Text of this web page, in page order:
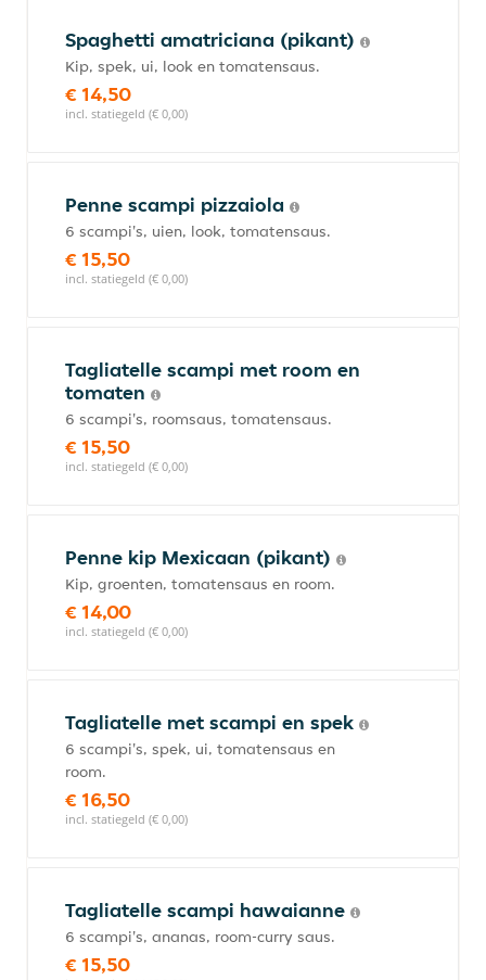
Spaghetti amatriciana (pikant)
Kip, spek, ui, look en tomatensaus.
€ 14,50
incl. statiegeld (€ 0,00)
Penne scampi pizzaiola
6 scampi's, uien, look, tomatensaus.
€ 15,50
incl. statiegeld (€ 0,00)
Tagliatelle scampi met room en
tomaten
6 scampi's, roomsaus, tomatensaus.
€ 15,50
incl. statiegeld (€ 0,00)
Penne kip Mexicaan (pikant)
Kip, groenten, tomatensaus en room.
€ 14,00
incl. statiegeld (€ 0,00)
Tagliatelle met scampi en spek
6 scampi's, spek, ui, tomatensaus en
room.
€ 16,50
incl. statiegeld (€ 0,00)
Tagliatelle scampi hawaianne
6 scampi's, ananas, room-curry saus.
€ 15,50